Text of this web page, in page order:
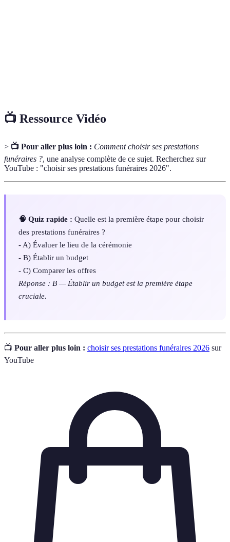
📺 Ressource Vidéo
> 📺 Pour aller plus loin : Comment choisir ses prestations
funéraires ?, une analyse complète de ce sujet. Recherchez sur
YouTube : "choisir ses prestations funéraires 2026".
🧠 Quiz rapide : Quelle est la première étape pour choisir
des prestations funéraires ?
- A) Évaluer le lieu de la cérémonie
- B) Établir un budget
- C) Comparer les offres
Réponse : B — Établir un budget est la première étape
cruciale.
📺 Pour aller plus loin : choisir ses prestations funéraires 2026 sur
YouTube